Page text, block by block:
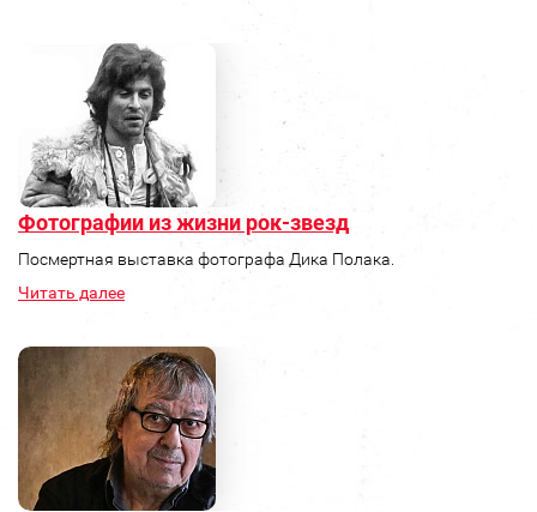
Фотографии из жизни рок-звезд
Посмертная выставка фотографа Дика Полака.
Читать далее